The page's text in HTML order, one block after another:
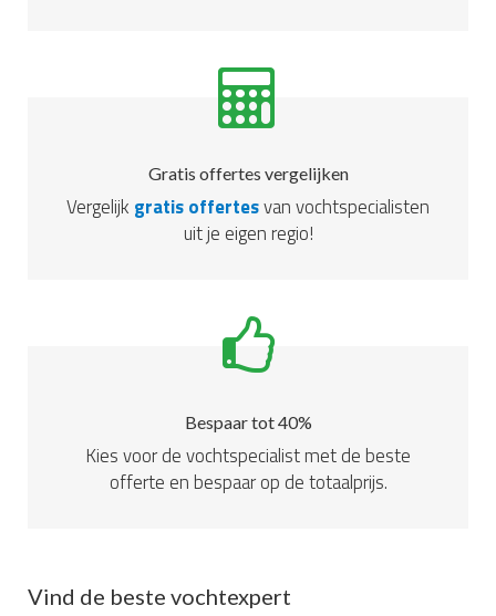
Gratis offertes vergelijken
Vergelijk gratis offertesvan vochtspecialisten
uit je eigen regio!
Bespaar tot 40%
Kies voor de vochtspecialist met de beste
offerte en bespaar op de totaalprijs.
Vind de beste vochtexpert